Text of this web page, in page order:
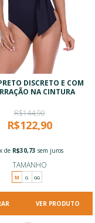
DISCRETO E COM
NA CINTURA
R$144,90
R$122,90
de R$30,73 sem juros
TAMANHO
M G GG
VER PRODUTO